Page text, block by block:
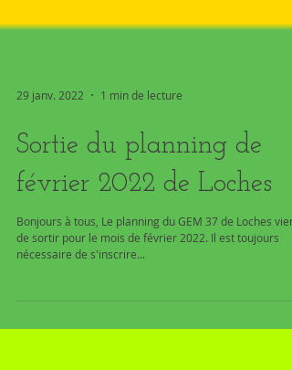
29 janv. 2022 1 min de lecture
Sortie du planning de
février 2022 de Loches
nécessaire de s'inscrire...